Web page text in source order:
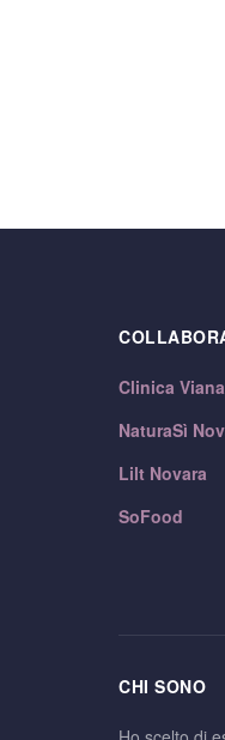
Clinica Viana
NaturaSì
Lilt Novara
SoFood
CHI SONO